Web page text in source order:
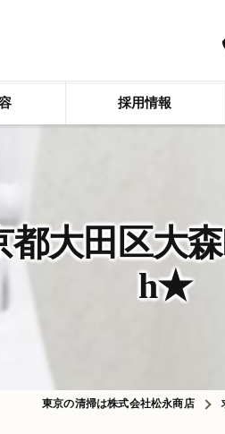
採用情報
都大田区
h★
東京の清掃は株式会社松永商店